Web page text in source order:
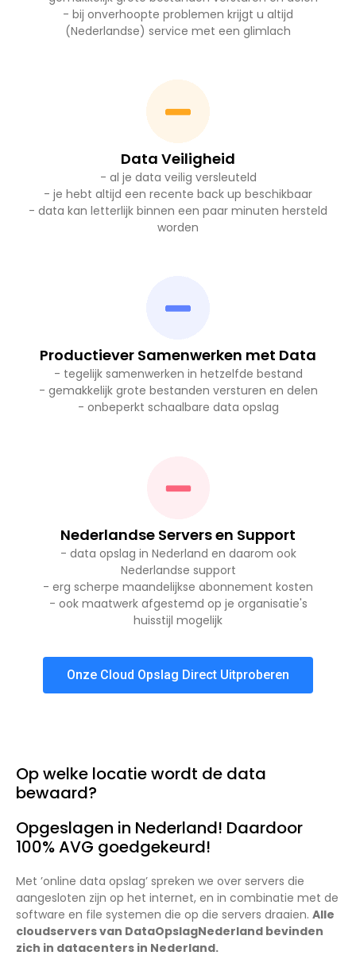
- bij onverhoopte problemen krijgt u altijd
(Nederlandse) service met een glimlach
Data Veiligheid
- al je data veilig versleuteld
- je hebt altijd een recente back up beschikbaar
- data kan letterlijk binnen een paar minuten hersteld
worden
Productiever Samenwerken met Data
- tegelijk samenwerken in hetzelfde bestand
- gemakkelijk grote bestanden versturen en delen
- onbeperkt schaalbare data opslag
Nederlandse Servers en Support
- data opslag in Nederland en daarom ook
Nederlandse support
- erg scherpe maandelijkse abonnement kosten
- ook maatwerk afgestemd op je organisatie's
huisstijl mogelijk
Onze Cloud Opslag Direct Uitproberen
Op welke locatie wordt de data
bewaard?
Opgeslagen in Nederland! Daardoor
100% AVG goedgekeurd!
Met ’online data opslag’ spreken we over servers die
aangesloten zijn op het internet, en in combinatie met de
software en file systemen die op die servers draaien. Alle
cloudservers van DataOpslagNederland bevinden
zich in datacenters in Nederland.